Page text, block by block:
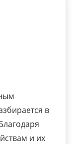
в
и их